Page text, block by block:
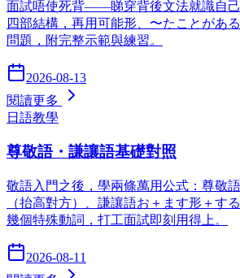
面試唔使死背——睇穿背後文法就識自
四部結構，再用可能形、〜たことがあ
問題，附完整示範與練習。
2026-08-13
閱讀更多
日語教學
尊敬語・謙讓語基礎對照
敬語入門之後，學兩條萬用公式：尊敬
（抬高對方）、謙讓語お＋ます形＋す
幾個特殊動詞，打工面試即刻用得上。
2026-08-11